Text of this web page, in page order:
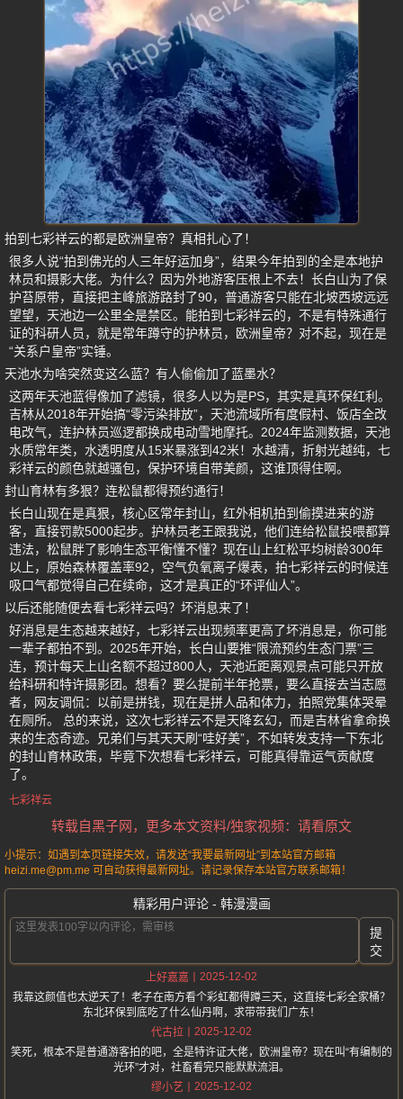
拍到七彩祥云的都是欧洲皇帝？真相扎心了！
很多人说“拍到佛光的人三年好运加身”，结果今年拍到的全是本地护
林员和摄影大佬。为什么？因为外地游客压根上不去！长白山为了保
护苔原带，直接把主峰旅游路封了90，普通游客只能在北坡西坡远远
望望，天池边一公里全是禁区。能拍到七彩祥云的，不是有特殊通行
证的科研人员，就是常年蹲守的护林员，欧洲皇帝？对不起，现在是
“关系户皇帝”实锤。
天池水为啥突然变这么蓝？有人偷偷加了蓝墨水？
这两年天池蓝得像加了滤镜，很多人以为是PS，其实是真环保红利。
吉林从2018年开始搞“零污染排放”，天池流域所有度假村、饭店全改
电改气，连护林员巡逻都换成电动雪地摩托。2024年监测数据，天池
水质常年类，水透明度从15米暴涨到42米！水越清，折射光越纯，七
彩祥云的颜色就越骚包，保护环境自带美颜，这谁顶得住啊。
封山育林有多狠？连松鼠都得预约通行！
长白山现在是真狠，核心区常年封山，红外相机拍到偷摸进来的游
客，直接罚款5000起步。护林员老王跟我说，他们连给松鼠投喂都算
违法，松鼠胖了影响生态平衡懂不懂？现在山上红松平均树龄300年
以上，原始森林覆盖率92，空气负氧离子爆表，拍七彩祥云的时候连
吸口气都觉得自己在续命，这才是真正的“环评仙人”。
以后还能随便去看七彩祥云吗？坏消息来了！
好消息是生态越来越好，七彩祥云出现频率更高了坏消息是，你可能
一辈子都拍不到。2025年开始，长白山要推“限流预约生态门票”三
连，预计每天上山名额不超过800人，天池近距离观景点可能只开放
给科研和特许摄影团。想看？要么提前半年抢票，要么直接去当志愿
者，网友调侃：以前是拼钱，现在是拼人品和体力，拍照党集体哭晕
在厕所。 总的来说，这次七彩祥云不是天降玄幻，而是吉林省拿命换
来的生态奇迹。兄弟们与其天天刷“哇好美”，不如转发支持一下东北
的封山育林政策，毕竟下次想看七彩祥云，可能真得靠运气贡献度
了。
七彩祥云
转载自黑子网，更多本文资料/独家视频：请看原文
小提示：如遇到本页链接失效，请发送“我要最新网址”到本站官方邮箱
heizi.me@pm.me 可自动获得最新网址。请记录保存本站官方联系邮箱！
精彩用户评论 - 韩漫漫画
提
交
上好嘉嘉
2025-12-02
我靠这颜值也太逆天了！老子在南方看个彩虹都得蹲三天，这直接七彩全家桶？
东北环保到底吃了什么仙丹啊，求带带我们广东！
代古拉
2025-12-02
笑死，根本不是普通游客拍的吧，全是特许证大佬，欧洲皇帝？现在叫“有编制的
光环”才对，社畜看完只能默默流泪。
缪小艺
2025-12-02